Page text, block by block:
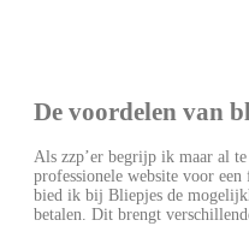
De voordelen van
Als zzp’er begrijp ik maar al
professionele website voor
bied ik bij Bliepjes de
betalen. Dit brengt